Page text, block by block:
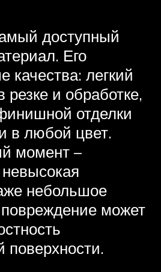
доступный
Его
качества: легкий
резке и обработке,
отделки
в любой цвет.
момент –
небольшое
может
поверхности.